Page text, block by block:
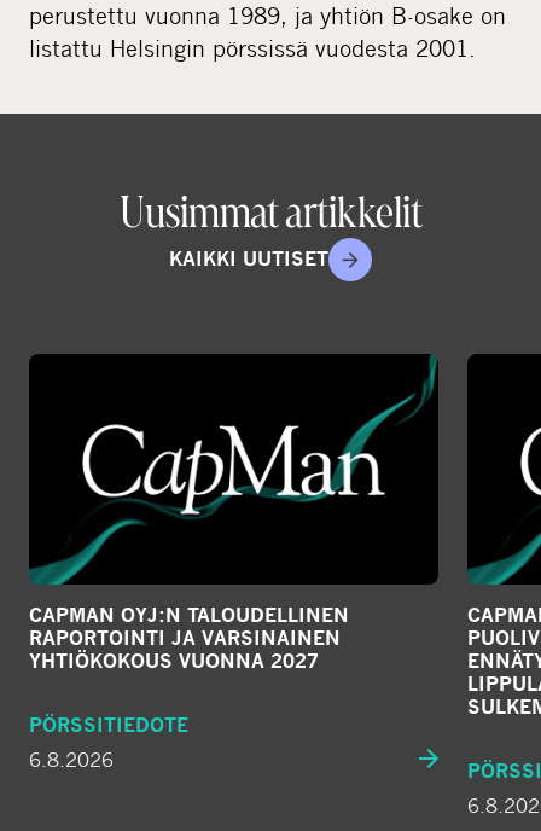
perustettu vuonna 1989, ja yhtiön B-osake on
listattu Helsingin pörssissä vuodesta 2001.
Uusimmat artikkelit
KAIKKI UUTISET
CAPMAN OYJ:N TALOUDELLINEN
RAPORTOINTI JA VARSINAINEN
YHTIÖKOKOUS VUONNA 2027
PÖRSSITIEDOTE
6.8.2026